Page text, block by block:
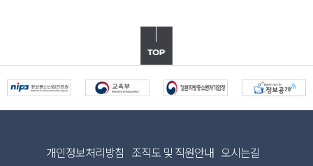
개인정보처리방침 조직도 및 직원안내 오시는길